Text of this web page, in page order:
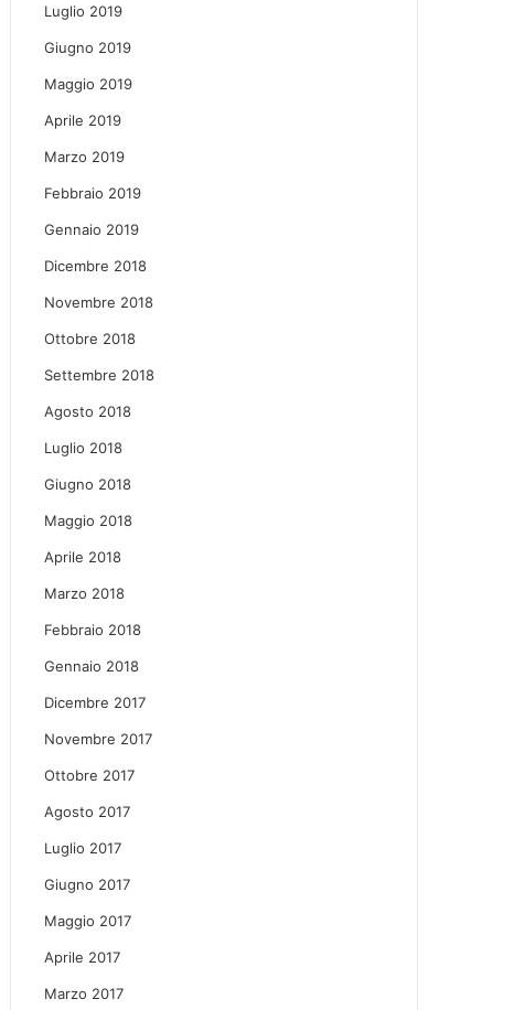
Luglio 2019
Giugno 2019
Maggio 2019
Aprile 2019
Marzo 2019
Febbraio 2019
Gennaio 2019
Dicembre 2018
Novembre 2018
Ottobre 2018
Settembre 2018
Agosto 2018
Luglio 2018
Giugno 2018
Maggio 2018
Aprile 2018
Marzo 2018
Febbraio 2018
Gennaio 2018
Dicembre 2017
Novembre 2017
Ottobre 2017
Agosto 2017
Luglio 2017
Giugno 2017
Maggio 2017
Aprile 2017
Marzo 2017